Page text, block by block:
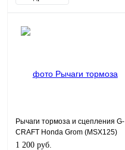
Рычаги тормоза и сцепления G-
CRAFT Honda Grom (MSX125)
Хром
1 200 руб.